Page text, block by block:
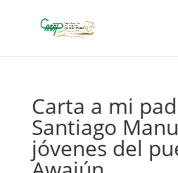
Carta a mi
Santiago
jóvenes del